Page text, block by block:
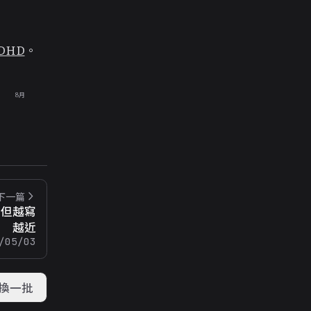
。
8月
一篇
越寫
越近
05/03
一批